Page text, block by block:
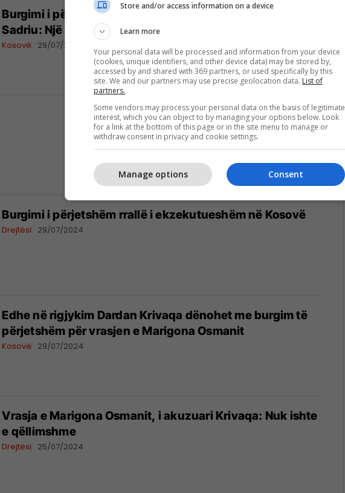
Burgimi i përjetshëm për Dardan Krivaqen, Lushaku-
Sadriu: Një dritë në fund të tunelit
Kosovë 29/07/2024
Burgimi i përjetshëm rrallë i ekzekutueshëm në Kosovë
Drejtësi 29/07/2024
Edhe në rigjykim Dardan Krivaqa dënohet me burgim të
përjetshëm për vrasjen e Marigona Osmanit
Kosovë 29/07/2024
Vrasja e Marigona Osmanit, i akuzuari Krivaqa: Nuk ishte
e qëllimshme
Drejtësi 25/07/2024
Store and/or access information on a device
Learn more
Your personal data will be processed and information from your device
(cookies, unique identifiers, and other device data) may be stored by,
accessed by and shared with 369 partners, or used specifically by this
site. We and our partners may use precise geolocation data. List of
partners.
Some vendors may process your personal data on the basis of legitimate
interest, which you can object to by managing your options below. Look
for a link at the bottom of this page or in the site menu to manage or
withdraw consent in privacy and cookie settings.
Consent
Manage options